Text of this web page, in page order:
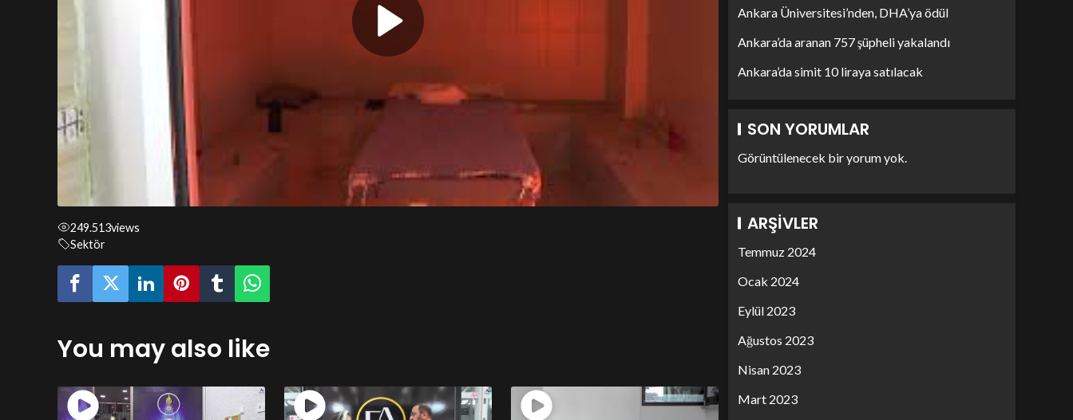
249.513views
Sektör
You may also like
Ankara Üniversitesi’nden, DHA’ya ödül
Ankara’da aranan 757 şüpheli yakalandı
Ankara’da simit 10 liraya satılacak
SON YORUMLAR
Görüntülenecek bir yorum yok.
ARŞIVLER
Temmuz 2024
Ocak 2024
Eylül 2023
Ağustos 2023
Nisan 2023
Mart 2023